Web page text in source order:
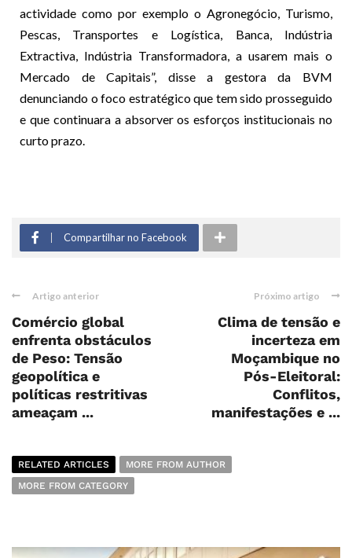
actividade como por exemplo o Agronegócio, Turismo,
Pescas, Transportes e Logística, Banca, Indústria
Extractiva, Indústria Transformadora, a usarem mais o
Mercado de Capitais”, disse a gestora da BVM
denunciando o foco estratégico que tem sido prosseguido
e que continuara a absorver os esforços institucionais no
curto prazo.
Compartilhar no Facebook
Artigo anterior
Comércio global
enfrenta obstáculos
de Peso: Tensão
geopolítica e
políticas restritivas
ameaçam ...
Próximo artigo
Clima de tensão e
incerteza em
Moçambique no
Pós-Eleitoral:
Conflitos,
manifestações e ...
RELATED ARTICLES
MORE FROM AUTHOR
MORE FROM CATEGORY